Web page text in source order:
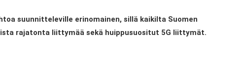
suunnitteleville erinomainen, sillä kaikilta Suomen
rajatonta liittymää sekä huippusuositut 5G liittymät.